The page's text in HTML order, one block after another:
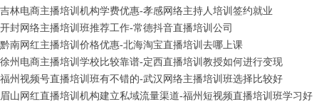
吉林电商主播培训机构学费优惠-孝感网络主持人培训签约就业
开封网络主播培训班推荐工作-常德抖音直播培训公司
黔南网红主播培训价格优惠-北海淘宝直播培训去哪上课
徐州电商主播培训学校比较靠谱-定西直播培训教授如何进行变现
福州视频号直播培训班有不错的-武汉网络主播培训班选择比较好
眉山网红直播培训机构建立私域流量渠道-福州短视频直播培训班学习好